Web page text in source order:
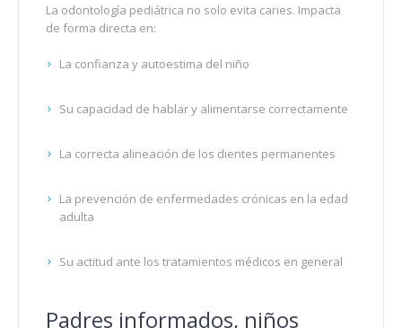
La odontología pediátrica no solo evita caries. Impacta
de forma directa en:
La confianza y autoestima del niño
Su capacidad de hablar y alimentarse correctamente
La correcta alineación de los dientes permanentes
La prevención de enfermedades crónicas en la edad
adulta
Su actitud ante los tratamientos médicos en general
Padres informados, niños